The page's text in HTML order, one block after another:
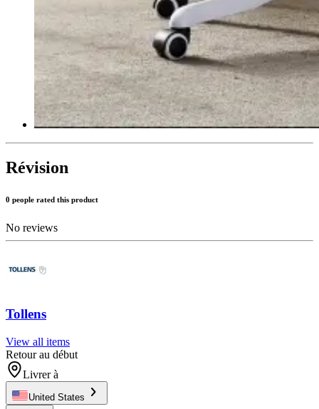
Révision
0 people rated this product
No reviews
Tollens
View all items
Retour au début
Livrer à
United States